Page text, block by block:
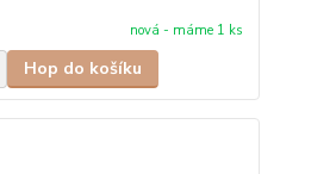
nová - máme 1 ks
Hop do košíku